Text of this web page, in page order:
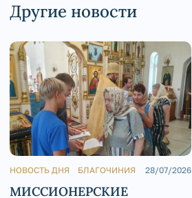
Другие новости
НОВОСТЬ ДНЯ БЛАГОЧИНИЯ 28/07/2026
МИССИОНЕРСКИЕ